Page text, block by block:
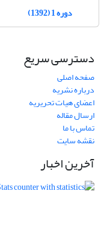
دوره 1 (1392)
دسترسی سریع
صفحه اصلی
درباره نشریه
اعضای هیات تحریریه
ارسال مقاله
تماس با ما
نقشه سایت
آخرین اخبار